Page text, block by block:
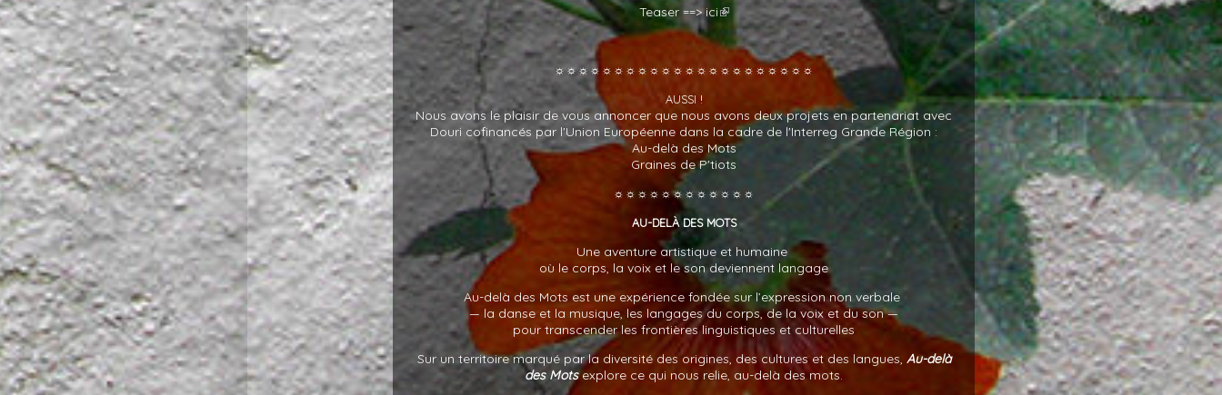
Teaser ==> ici
☼☼☼☼☼☼☼☼☼☼☼☼☼☼☼☼☼☼☼☼☼☼
AUSSI !
Nous avons le plaisir de vous annoncer que nous avons deux projets en partenariat avec
Douri cofinancés par l'Union Européenne dans la cadre de l'Interreg Grande Région :
Au-delà des Mots
Graines de P'tiots
☼☼☼☼☼☼☼☼☼☼☼☼
AU-DELÀ DES MOTS
Une aventure artistique et humaine
où le corps, la voix et le son deviennent langage
Au-delà des Mots est une expérience fondée sur l’expression non verbale
— la danse et la musique, les langages du corps, de la voix et du son —
pour transcender les frontières linguistiques et culturelles
Sur un territoire marqué par la diversité des origines, des cultures et des langues, Au-delà
des Motsexplore ce qui nous relie, au-delà des mots.